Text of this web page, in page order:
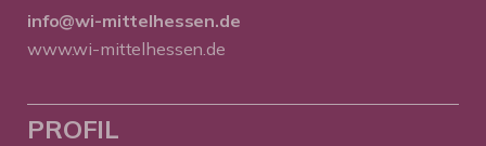
info@wi-mittelhessen.de
www.wi-mittelhessen.de
PROFIL